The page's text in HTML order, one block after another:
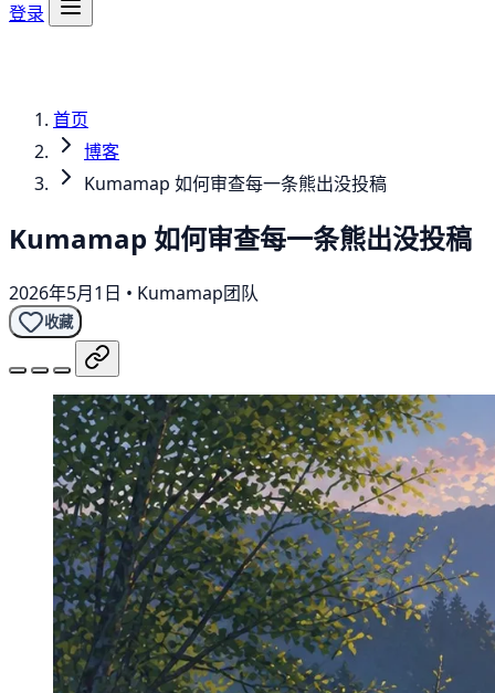
登录
首页
博客
Kumamap 如何审查每一条熊出没投稿
Kumamap 如何审查每一条熊出没投稿
2026年5月1日 • Kumamap团队
收藏